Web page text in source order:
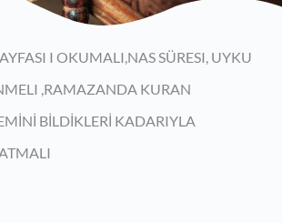
I OKUMALI,NAS SÜRESI, UYKU
,RAMAZANDA KURAN
BİLDİKLERİ KADARIYLA